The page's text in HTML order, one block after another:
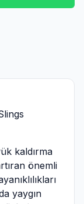
kaldırma
önemli
yaygın